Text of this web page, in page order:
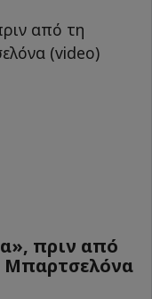
πριν από
Μπαρτσελόνα